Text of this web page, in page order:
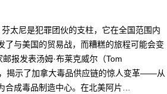
太尼是犯罪团伙的支柱，它在全国范围内
了与美国的贸易战，而糟糕的旅程可能会变
报发表汤姆·布莱克威尔（Tom
揭示了加拿大毒品供应链的惊人变革——从
合成毒品制造中心。在北美阿片…